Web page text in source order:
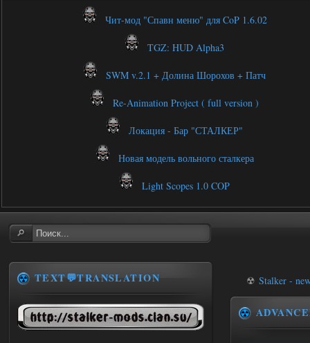
Чит-мод "Спавн меню" для CoP 1.6.02
TGZ: HUD Alpha3
SWM v.2.1 + Долина Шорохов + Патч
Re-Animation Project ( full version )
Локация - Бар "СТАЛКЕР"
Новая модель вольного сталкера
Light Scopes 1.0 COP
☢ Stalker -
TEXT💬TRANSLATION